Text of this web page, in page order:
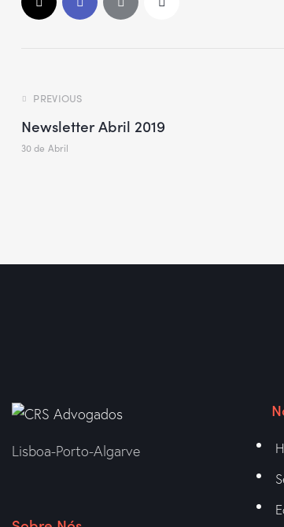
PREVIOUS
Newsletter Abril 2019
30 de Abril
Lisboa-Porto-Algarve